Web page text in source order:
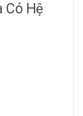
Có Hệ